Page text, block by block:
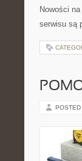
Nowości
serwisu są
POSTED